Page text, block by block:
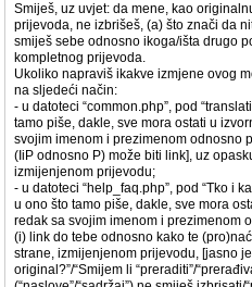
Smiješ, uz uvjet: da mene, kao
prijevoda, ne izbrišeš, (a) što znači da
smiješ sebe odnosno ikoga/išta drugo
kompletnog prijevoda.
Ukoliko napraviš ikakve izmjene ovog
na sljedeći način:
- u datoteci “common.php”, pod
tamo piše, dakle, sve mora ostati u
svojim imenom i prezimenom odnosno
(IiP odnosno P) može biti link], uz
izmijenjenom prijevodu;
- u datoteci “help_faq.php”, pod “Tko i
u ono što tamo piše, dakle, sve mora
redak sa svojim imenom i prezimenom
(i) link do tebe odnosno kako te
strane, izmijenjenom prijevodu, [jasno
original?”/“Smijem li “preraditi”/